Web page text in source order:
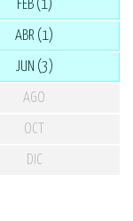
FEB (1)
ABR (1)
JUN (3)
AGO
OCT
DIC